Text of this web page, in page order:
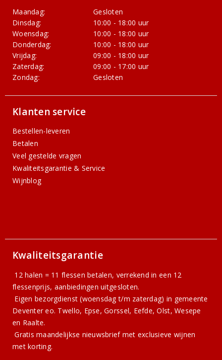
Maandag:
Gesloten
Dinsdag:
10:00 - 18:00 uur
Woensdag:
10:00 - 18:00 uur
Donderdag:
10:00 - 18:00 uur
Vrijdag:
09:00 - 18:00 uur
Zaterdag:
09:00 - 17:00 uur
Zondag:
Gesloten
Klanten service
Bestellen-leveren
Betalen
Veel gestelde vragen
Kwaliteitsgarantie & Service
Wijnblog
Kwaliteitsgarantie
12 halen = 11 flessen betalen, verrekend in een 12
flessenprijs, aanbiedingen uitgesloten.
Eigen bezorgdienst (woensdag t/m zaterdag) in gemeente
Deventer eo. Twello, Epse, Gorssel, Eefde, Olst, Wesepe
en Raalte.
Gratismaandelijkse nieuwsbriefmet exclusieve wijnen
met korting.